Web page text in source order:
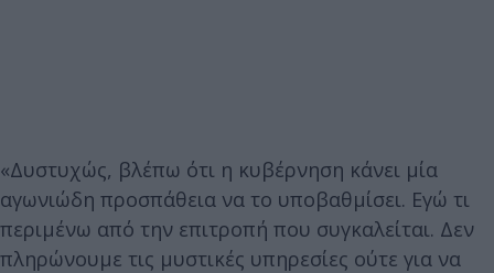
«Δυστυχώς, βλέπω ότι η κυβέρνηση κάνει μία
αγωνιώδη προσπάθεια να το υποβαθμίσει. Εγώ τι
περιμένω από την επιτροπή που συγκαλείται. Δεν
πληρώνουμε τις μυστικές υπηρεσίες ούτε για να